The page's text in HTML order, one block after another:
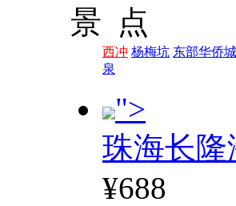
景 点
西冲 杨梅坑 东部华侨城
泉
">
珠海长
¥688